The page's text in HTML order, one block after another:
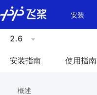
\u200E
安装
2.6
安装指南 使用指南
概述